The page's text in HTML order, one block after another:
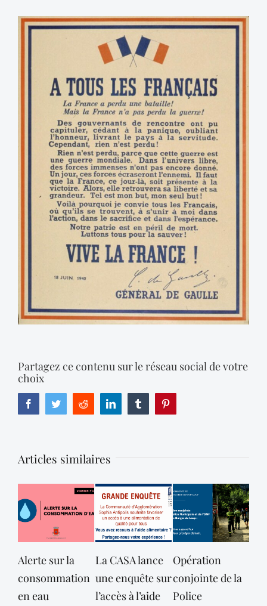
Partagez ce contenu sur le réseau social de votre
choix
FacebookTwitterReddit LinkedIn Tumblr
Articles similaires
Alerte sur la
consommation
en eau
La CASA lance
une enquête sur
l’accès à l’aide
Opération
conjointe de la
Police